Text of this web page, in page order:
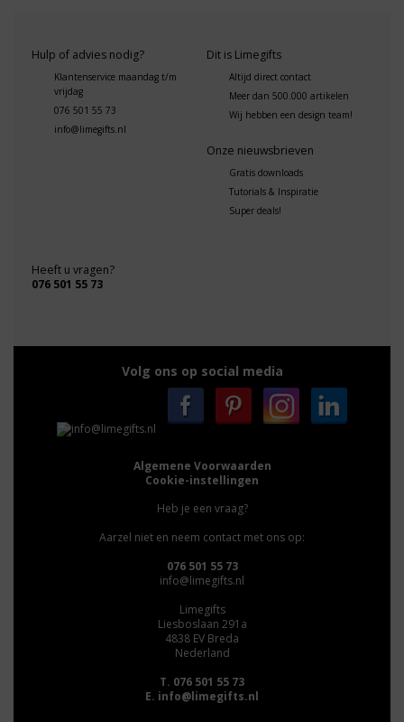
Hulp of advies nodig?
Klantenservice maandag t/m
vrijdag
076 501 55 73
info@limegifts.nl
Dit is Limegifts
Altijd direct contact
Meer dan 500.000 artikelen
Wij hebben een design team!
Onze nieuwsbrieven
Gratis downloads
Tutorials & Inspiratie
Super deals!
Heeft u vragen?
076 501 55 73
Volg ons op social media
Algemene Voorwaarden
Cookie-instellingen
Heb je een vraag?
Aarzel niet en neem contact met ons op:
076 501 55 73
info@limegifts.nl
Limegifts
Liesboslaan 291a
4838 EV Breda
Nederland
T. 076 501 55 73
E. info@limegifts.nl